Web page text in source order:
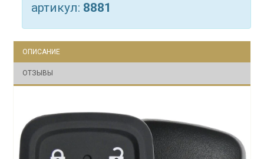
артикул: 8881
ОПИСАНИЕ
ОТЗЫВЫ